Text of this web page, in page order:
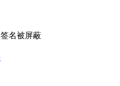
签名被屏蔽